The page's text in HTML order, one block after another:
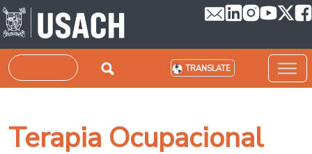
Skip to main content
Search TRANSLATE
Terapia Ocupacional